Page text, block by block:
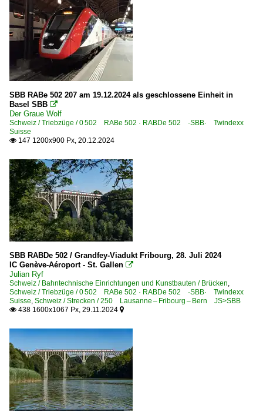
SBB RABe 502 207 am 19.12.2024 als geschlossene Einheit in
Basel SBB 
Der Graue Wolf
Schweiz / Triebzüge / 0 502 RABe 502 · RABDe 502 ·SBB· Twindexx
Suisse
 147 1200x900 Px, 20.12.2024
SBB RABDe 502 / Grandfey-Viadukt Fribourg, 28. Juli 2024
IC Genève-Aéroport - St. Gallen 
Julian Ryf
Schweiz / Bahntechnische Einrichtungen und Kunstbauten / Brücken,
Schweiz / Triebzüge / 0 502 RABe 502 · RABDe 502 ·SBB· Twindexx
Suisse, Schweiz / Strecken / 250 Lausanne – Fribourg – Bern JS>SBB
 438 1600x1067 Px, 29.11.2024 